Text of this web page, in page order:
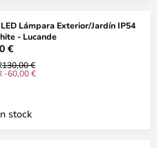
LED Lámpara Exterior/Jardín IP54
- Lucande
€
130,00 €
-60,00 €
stock